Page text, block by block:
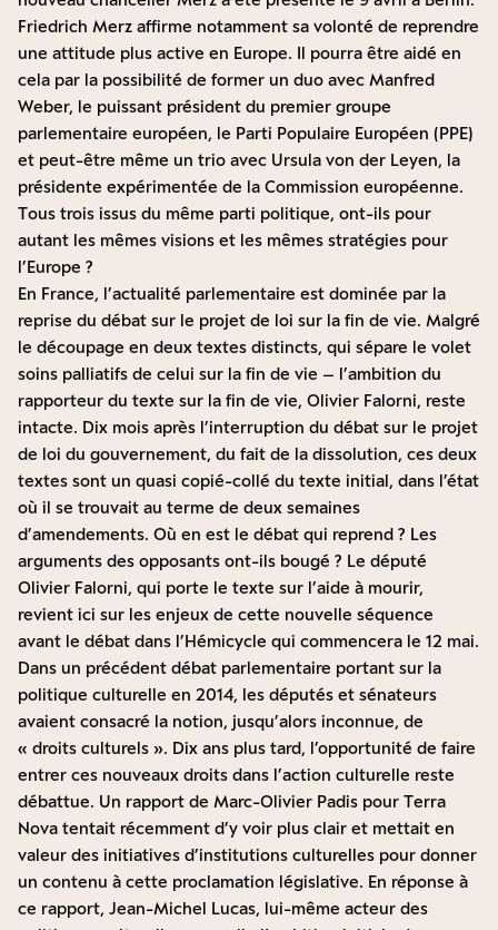
Friedrich Merz affirme notamment sa volonté de reprendre
une attitude plus active en Europe. Il pourra être aidé en
cela par la possibilité de former un duo avec Manfred
Weber, le puissant président du premier groupe
parlementaire européen, le Parti Populaire Européen (PPE)
et peut-être même un trio avec Ursula von der Leyen, la
présidente expérimentée de la Commission européenne.
Tous trois issus du même parti politique, ont-ils pour
autant les mêmes visions et les mêmes stratégies pour
l’Europe ?
En France, l’actualité parlementaire est dominée par la
reprise du débat sur le projet de loi sur la fin de vie. Malgré
le découpage en deux textes distincts, qui sépare le volet
soins palliatifs de celui sur la fin de vie – l’ambition du
rapporteur du texte sur la fin de vie, Olivier Falorni, reste
intacte. Dix mois après l’interruption du débat sur le projet
de loi du gouvernement, du fait de la dissolution, ces deux
textes sont un quasi copié-collé du texte initial, dans l’état
où il se trouvait au terme de deux semaines
d’amendements. Où en est le débat qui reprend ? Les
arguments des opposants ont-ils bougé ? Le député
Olivier Falorni, qui porte le texte sur l’aide à mourir,
revient ici sur les enjeux de cette nouvelle séquence
avant le débat dans l’Hémicycle qui commencera le 12 mai.
Dans un précédent débat parlementaire portant sur la
politique culturelle en 2014, les députés et sénateurs
avaient consacré la notion, jusqu’alors inconnue, de
« droits culturels ». Dix ans plus tard, l’opportunité de faire
entrer ces nouveaux droits dans l’action culturelle reste
débattue. Un rapport de Marc-Olivier Padis pour Terra
Nova tentait récemment d’y voir plus clair et mettait en
valeur des initiatives d’institutions culturelles pour donner
un contenu à cette proclamation législative. En réponse à
ce rapport, Jean-Michel Lucas, lui-même acteur des